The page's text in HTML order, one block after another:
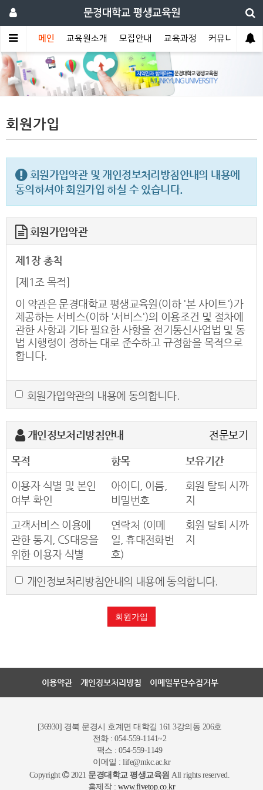
문경대학교 평생교육원
메인 교육원소개 모집안내 교육과정 커뮤니티
회원가입
회원가입약관 및 개인정보처리방침안내의 내용에
동의하셔야 회원가입 하실 수 있습니다.
회원가입약관
제1장 총칙
[제1조 목적]
이 약관은 문경대학교 평생교육원(이하 '본 사이트')가
제공하는 서비스(이하 '서비스')의 이용조건 및 절차에
관한 사항과 기타 필요한 사항을 전기통신사업법 및 동
법 시행령이 정하는 대로 준수하고 규정함을 목적으로
합니다.
[제2조 약관의 효력과 변경]
(1) 이 약관은 이용자에게 공시함으로서 효력이 발생합
니다.
(2) 본 사이트는 사정 변경의 경우와 영업상 중요 사유
가 있을 때 약관을 변경할 수 있으며, 변경된 약관은 전
항과 같은 방법으로 효력이 발생합니다.
[제3조 약관 외 준칙]
이 약관에 명시되지 않은 사항이 관계 법령에 규정되어
있을 경우에는 그 규정에 따릅니다.
제 2장 회원 가입과 서비스 이용
[제 1조 회원의 정의]
회원이란 본 사이트를 이용하는 고객 및 비 고객 모두를
포함하며 본 약관에 동의하고 서비스의 회원 가입양식
을 작성하고 'ID'와 '비밀번호'를 발급 받은 사람을 말합
비밀번호 : 회원의 비밀 보호를 위해 회원 자신이 설정
한 문자와 숫자의 조합
운영자 : 서비스의 전반적인 관리와 원활한 운영을 위하
계약 해지 : 본 사이트 또는 회원이 서비스 개통 후 이용
계약을 해지하는 것
[제 3조 서비스 가입의 성립]
(1) 서비스 가입은 인터넷으로 서비스에 접속한 후 가
회원가입약관의 내용에 동의합니다.
전문보기
개인정보처리방침안내
목적 항목
보유기간
이용자 식별 및 본인
여부 확인
아이디, 이름,
비밀번호
회원 탈퇴 시까
지
고객서비스 이용에
관한 통지, CS대응을
위한 이용자 식별
연락처 (이메
일, 휴대전화번
호)
회원 탈퇴 시까
지
개인정보처리방침안내의 내용에 동의합니다.
회원가입
이용약관 개인정보처리방침 이메일무단수집거부
[36930] 경북 문경시 호계면 대학길 161 3강의동 206호
전화 : 054-559-1141~2
팩스 : 054-559-1149
이메일 : life@mkc.ac.kr
Copyright
2021 문경대학교 평생교육원 All rights reserved.
홈제작 : www.fivetop.co.kr